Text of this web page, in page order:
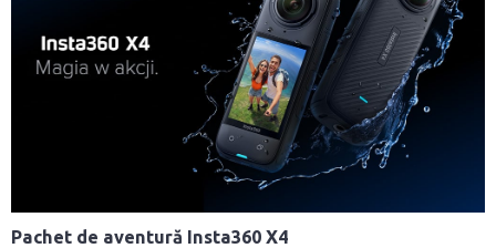
Pachet de aventură Insta360 X4